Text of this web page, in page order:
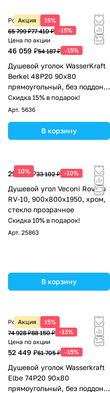
Акция 15%
Розничная цена
65 799 ₽77 410 ₽ -15%
Цена по акции
46 059 ₽54 187 ₽ -15%
Душевой уголок WasserKraft
Berkel 48P20 90х80
прямоугольный, без поддона,
прозрачное стекло, хром
Скидка 15% в подарок!
Арт. 5636
В корзину
10%
29 792 ₽33 102 ₽ -10%
Душевой угол Veconi Rovigo
RV-10, 900x800x1950, хром,
стекло прозрачное
Скидка 10% в подарок!
Арт. 25863
В корзину
Акция 15%
Розничная цена
74 928 ₽88 150 ₽ -15%
Цена по акции
52 449 ₽61 705 ₽ -15%
Душевой уголок Wasserkraft
Elbe 74P20 90х80
прямоугольный, без поддона,